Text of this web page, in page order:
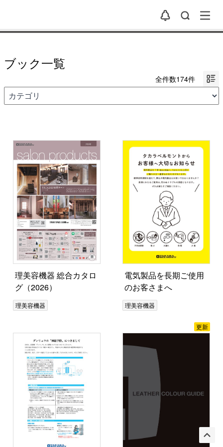
ブック一覧
全件数174件
理美容機器 総合カタロ
グ（2026）
理美容機器
電気製品を長期ご使用
のお客さまへ
理美容機器
更新